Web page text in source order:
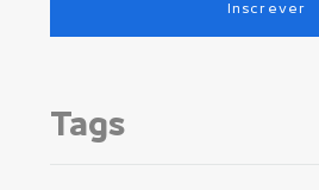
Inscrever
Tags